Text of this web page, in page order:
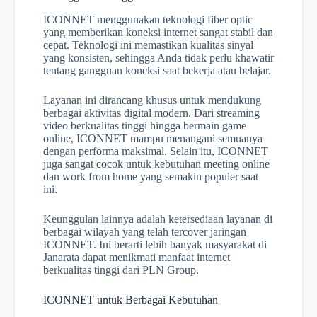
ICONNET menggunakan teknologi fiber optic
yang memberikan koneksi internet sangat stabil dan
cepat. Teknologi ini memastikan kualitas sinyal
yang konsisten, sehingga Anda tidak perlu khawatir
tentang gangguan koneksi saat bekerja atau belajar.
Layanan ini dirancang khusus untuk mendukung
berbagai aktivitas digital modern. Dari streaming
video berkualitas tinggi hingga bermain game
online, ICONNET mampu menangani semuanya
dengan performa maksimal. Selain itu, ICONNET
juga sangat cocok untuk kebutuhan meeting online
dan work from home yang semakin populer saat
ini.
Keunggulan lainnya adalah ketersediaan layanan di
berbagai wilayah yang telah tercover jaringan
ICONNET. Ini berarti lebih banyak masyarakat di
Janarata dapat menikmati manfaat internet
berkualitas tinggi dari PLN Group.
ICONNET untuk Berbagai Kebutuhan